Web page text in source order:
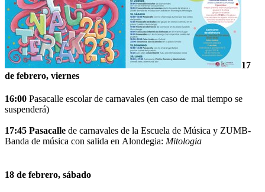
17
de febrero, viernes
16:00 Pasacalle escolar de carnavales (en caso de mal tiempo se
suspenderá)
17:45 Pasacalle de carnavales de la Escuela de Música y ZUMB-
Banda de música con salida en Alondegia: Mitologia
18 de febrero, sábado